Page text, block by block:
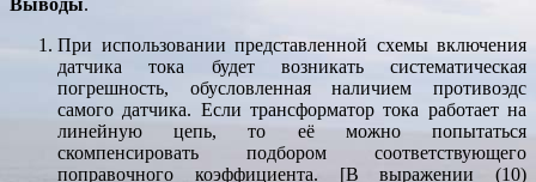
Выводы.
При использовании представленной схемы включения
датчика тока будет возникать систематическая
погрешность, обусловленная наличием противоэдс
самого датчика. Если трансформатор тока работает на
линейную цепь, то её можно попытаться
скомпенсировать подбором соответствующего
поправочного коэффициента. [В выражении (10)